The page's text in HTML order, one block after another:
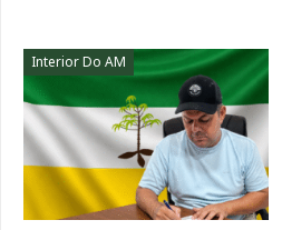
Interior Do AM